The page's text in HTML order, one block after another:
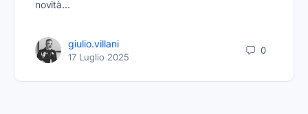
novità…
giulio.villani
17 Luglio 2025
0